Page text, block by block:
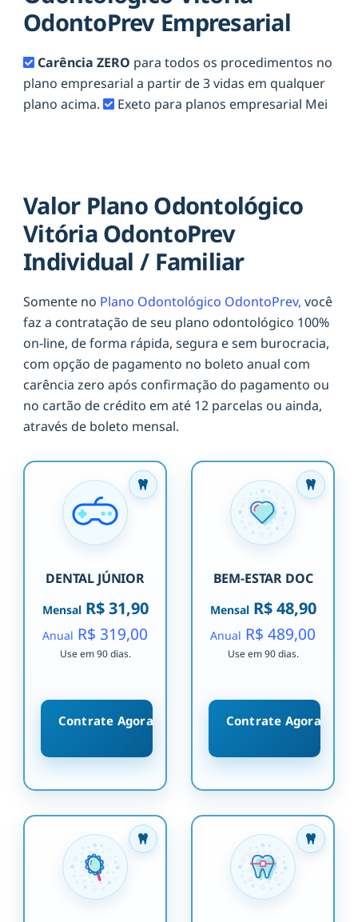
OdontoPrev Empresarial
Carência ZERO para todos os procedimentos no
plano empresarial a partir de 3 vidas em qualquer
plano acima.
Exeto para planos empresarial Mei
Valor Plano Odontológico
Vitória OdontoPrev
Individual / Familiar
Somente no Plano Odontológico OdontoPrev, você
faz a contratação de seu plano odontológico 100%
on-line, de forma rápida, segura e sem burocracia,
com opção de pagamento no boleto anual com
carência zero após confirmação do pagamento ou
no cartão de crédito em até 12 parcelas ou ainda,
através de boleto mensal.
DENTAL JÚNIOR
MensalR$ 31,90
Anual R$ 319,00
Use em 90 dias.
Contrate Agora
BEM-ESTAR DOC
MensalR$ 48,90
Anual R$ 489,00
Use em 90 dias.
Contrate Agora